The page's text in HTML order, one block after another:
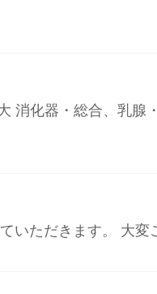
消化器・総合、乳
ただきます。 大